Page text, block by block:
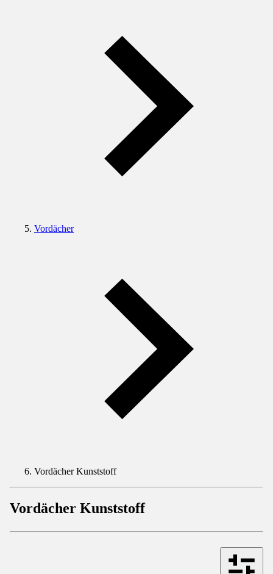
Vordächer
Vordächer Kunststoff
Vordächer Kunststoff